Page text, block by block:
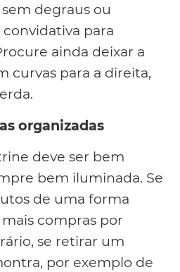
degraus ou
para
ainda deixar a
curvas para a direita,
organizadas
deve ser bem
bem iluminada. Se
de uma forma
compras por
se retirar um
por exemplo de